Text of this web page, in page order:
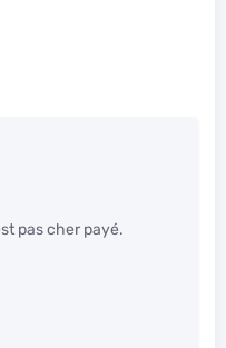
pas cher payé.